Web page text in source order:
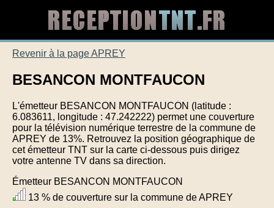
Revenir à la page APREY
BESANCON MONTFAUCON
L'émetteur BESANCON MONTFAUCON (latitude :
6.083611, longitude : 47.242222) permet une couverture
pour la télévision numérique terrestre de la commune de
APREY de 13%. Retrouvez la position géographique de
cet émetteur TNT sur la carte ci-dessous puis dirigez
votre antenne TV dans sa direction.
Émetteur BESANCON MONTFAUCON
13 % de couverture sur la commune de APREY